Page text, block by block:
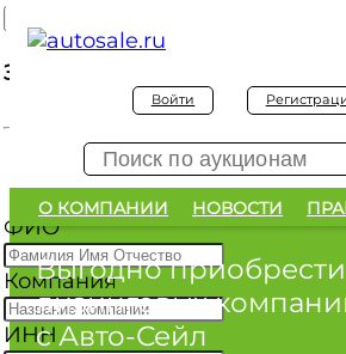
Войти
О КОМПАНИИ НОВОСТИ
Выгодно
лизинговых
с Авто-Сейл
Заявка на покупку
Заявка на покупку
ФИО*
Компания
ИНН